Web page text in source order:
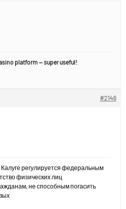
platform — super useful!
#2146
регулируется федеральным
физических лиц
не способным погасить